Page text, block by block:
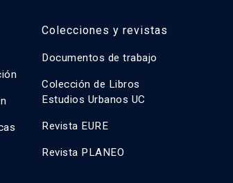
Colecciones y revistas
Documentos de trabajo
Colección de Libros
Estudios Urbanos UC
Revista EURE
Revista PLANEO